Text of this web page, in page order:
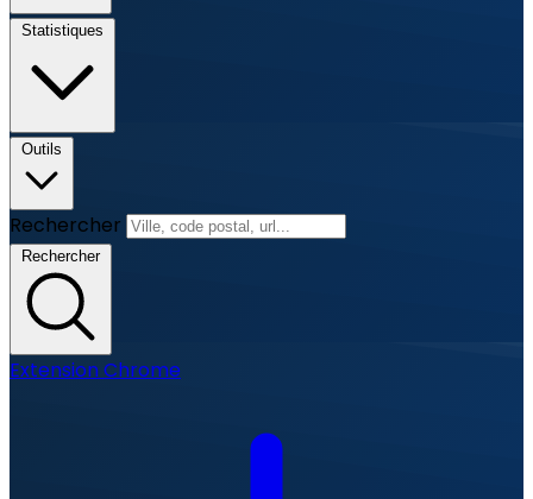
Statistiques
Outils
Rechercher
Rechercher
Extension Chrome